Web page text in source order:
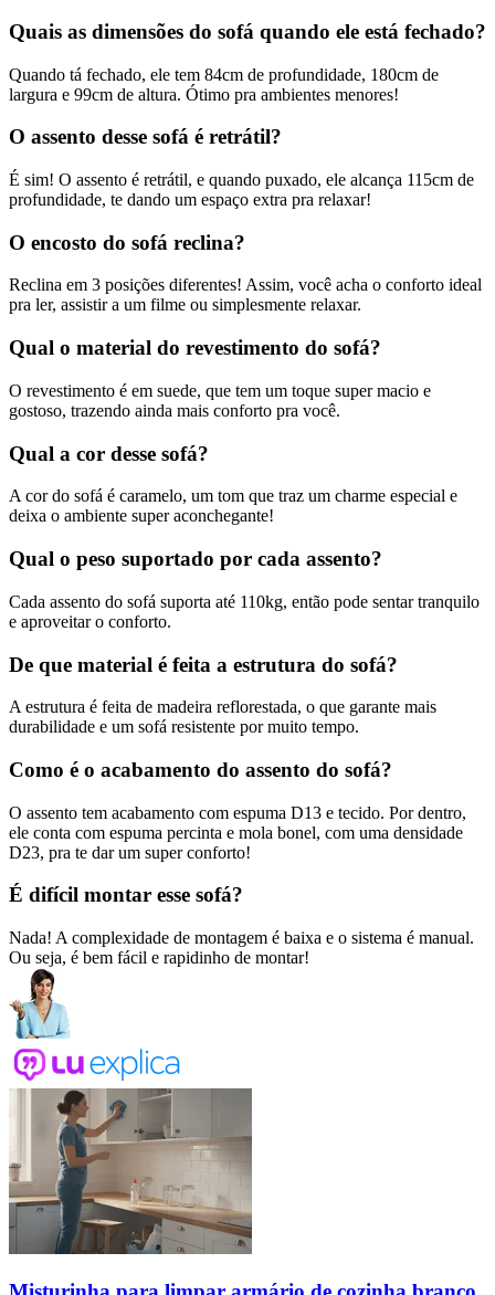
Quais as dimensões do sofá quando ele está fechado?
Quando tá fechado, ele tem 84cm de profundidade, 180cm de
largura e 99cm de altura. Ótimo pra ambientes menores!
O assento desse sofá é retrátil?
É sim! O assento é retrátil, e quando puxado, ele alcança 115cm de
profundidade, te dando um espaço extra pra relaxar!
O encosto do sofá reclina?
Reclina em 3 posições diferentes! Assim, você acha o conforto ideal
pra ler, assistir a um filme ou simplesmente relaxar.
Qual o material do revestimento do sofá?
O revestimento é em suede, que tem um toque super macio e
gostoso, trazendo ainda mais conforto pra você.
Qual a cor desse sofá?
A cor do sofá é caramelo, um tom que traz um charme especial e
deixa o ambiente super aconchegante!
Qual o peso suportado por cada assento?
Cada assento do sofá suporta até 110kg, então pode sentar tranquilo
e aproveitar o conforto.
De que material é feita a estrutura do sofá?
A estrutura é feita de madeira reflorestada, o que garante mais
durabilidade e um sofá resistente por muito tempo.
Como é o acabamento do assento do sofá?
O assento tem acabamento com espuma D13 e tecido. Por dentro,
ele conta com espuma percinta e mola bonel, com uma densidade
D23, pra te dar um super conforto!
É difícil montar esse sofá?
Nada! A complexidade de montagem é baixa e o sistema é manual.
Ou seja, é bem fácil e rapidinho de montar!